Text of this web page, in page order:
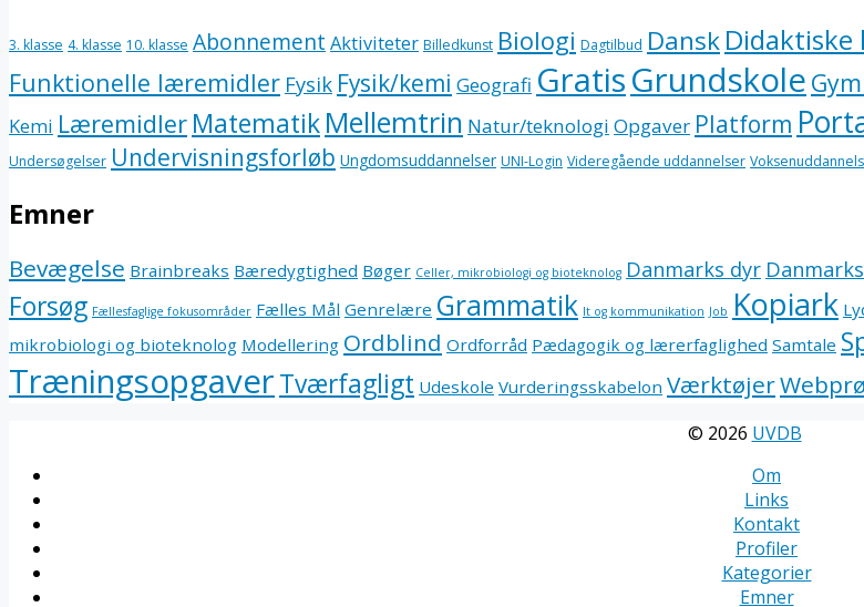
3. klasse 4. klasse 10. klasse Abonnement Aktiviteter Billedkunst Biologi Dagtilbud Dansk
Funktionelle læremidler Fysik Fysik/kemi Geografi GratisGrundskole
Kemi Læremidler MatematikMellemtrin Natur/teknologi Opgaver Platform
Undersøgelser Undervisningsforløb Ungdomsuddannelser UNI-Login Videregående uddannelser
Emner
Bevægelse Brainbreaks Bæredygtighed Bøger Celler, mikrobiologi og bioteknolog Danmarks dyr
Forsøg Fællesfaglige fokusområder Fælles Mål Genrelære Grammatik It og kommunikation Job Kopiark
mikrobiologi og bioteknolog Modellering Ordblind Ordforråd Pædagogik og lærerfaglighed Samtale
TræningsopgaverTværfagligt Udeskole Vurderingsskabelon Værktøjer
© 2026 UVDB
Om
Links
Kontakt
Profiler
Kategorier
Emner